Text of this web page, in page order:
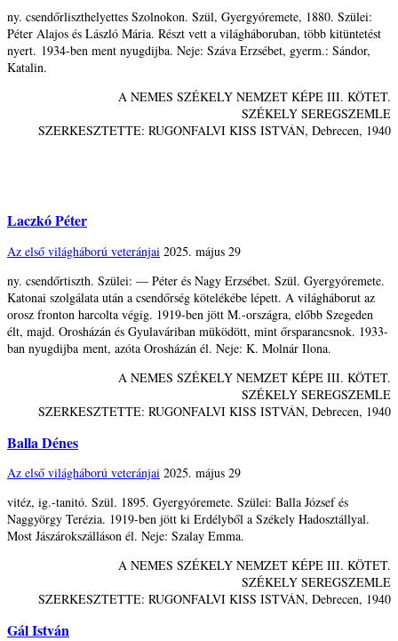
ny. csendőrliszthelyettes Szolnokon. Szül, Gyergyóremete, 1880. Szülei:
Péter Alajos és László Mária. Részt vett a világháboruban, több kitüntetést
nyert. 1934-ben ment nyugdijba. Neje: Száva Erzsébet, gyerm.: Sándor,
Katalin.
A NEMES SZÉKELY NEMZET KÉPE III. KÖTET.
SZÉKELY SEREGSZEMLE
SZERKESZTETTE: RUGONFALVI KISS ISTVÁN, Debrecen, 1940
Laczkó Péter
Az első világháború veteránjai 2025. május 29
ny. csendőrtiszth. Szülei: — Péter és Nagy Erzsébet. Szül. Gyergyóremete.
Katonai szolgálata után a csendőrség kötelékébe lépett. A világháborut az
orosz fronton harcolta végig. 1919-ben jött M.-országra, előbb Szegeden
élt, majd. Orosházán és Gyulaváriban müködött, mint őrsparancsnok. 1933-
ban nyugdijba ment, azóta Orosházán él. Neje: K. Molnár Ilona.
A NEMES SZÉKELY NEMZET KÉPE III. KÖTET.
SZÉKELY SEREGSZEMLE
SZERKESZTETTE: RUGONFALVI KISS ISTVÁN, Debrecen, 1940
Balla Dénes
Az első világháború veteránjai 2025. május 29
vitéz, ig.-tanitó. Szül. 1895. Gyergyóremete. Szülei: Balla József és
Naggyörgy Terézia. 1919-ben jött ki Erdélyből a Székely Hadosztállyal.
Most Jászárokszálláson él. Neje: Szalay Emma.
A NEMES SZÉKELY NEMZET KÉPE III. KÖTET.
SZÉKELY SEREGSZEMLE
SZERKESZTETTE: RUGONFALVI KISS ISTVÁN, Debrecen, 1940
Gál István